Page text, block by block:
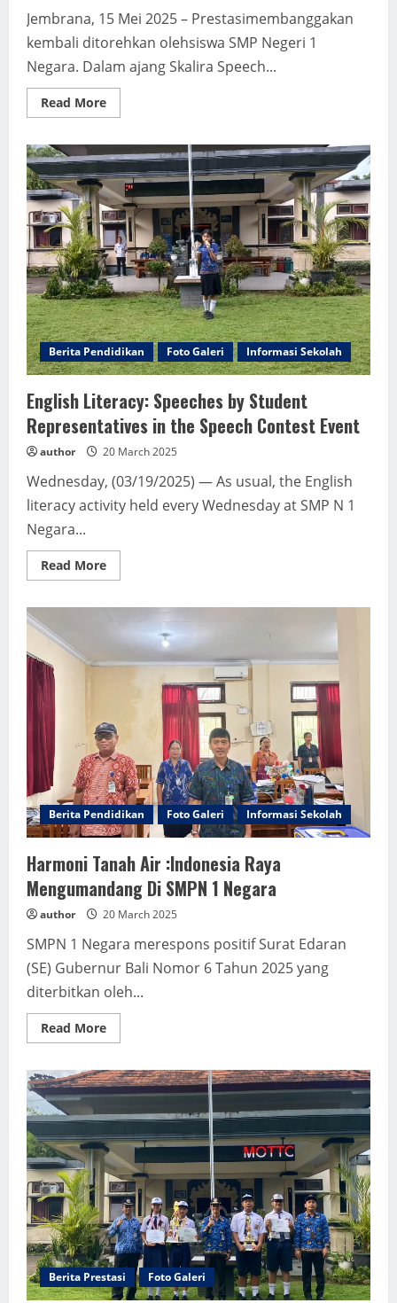
Jembrana, 15 Mei 2025 – Prestasimembanggakan
kembali ditorehkan olehsiswa SMP Negeri 1
Negara. Dalam ajang Skalira Speech...
Read MoreRead
more
1
NEGARA
RAIH
JUARA
SUNSET
TINGKAT
KABUPATEN
Berita Pendidikan Foto Galeri Informasi Sekolah
English Literacy: Speeches by Student
Representatives in the Speech Contest Event
author 20 March 2025
Wednesday, (03/19/2025) — As usual, the English
literacy activity held every Wednesday at SMP N 1
Negara...
Read MoreRead
more
Speeches
by
Student
Representatives
Speech
Event
Berita Pendidikan Foto Galeri Informasi Sekolah
Harmoni Tanah Air :Indonesia Raya
Mengumandang Di SMPN 1 Negara
author 20 March 2025
SMPN 1 Negara merespons positif Surat Edaran
(SE) Gubernur Bali Nomor 6 Tahun 2025 yang
diterbitkan oleh...
Read MoreRead
more
Tanah
Air
:Indonesia
Raya
Mengumandang
Di
SMPN
1
Negara
Berita Prestasi Foto Galeri